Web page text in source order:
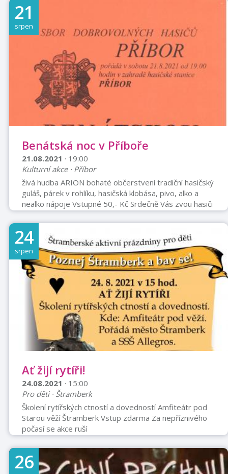
21
srpen
Benátská noc v Příboře
21.08.2021 · 19:00
Kulturní akce · Příbor
živá hudba ARION bohaté občerstvení tradiční hasičský
guláš, párek v rohlíku, hasičská klobása, pivo, alko a
nealko nápoje Vstupné 50,- Kč Srdečně Vás zvou hasiči
24
srpen
Ať žijí rytíři!
24.08.2021 · 15:00
Pro děti · Štramberk
Školení rytířských ctností a dovedností Amfiteátr pod
Starou věží Štramberk Vstup zdarma Za nepříznivého
počasí se akce ruší
26